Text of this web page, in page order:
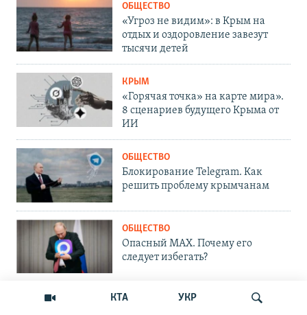
КТА УКР
ОБЩЕСТВО
«Угроз не видим»: в Крым на
отдых и оздоровление завезут
тысячи детей
КРЫМ
«Горячая точка» на карте мира».
8 сценариев будущего Крыма от
ИИ
ОБЩЕСТВО
Блокирование Telegram. Как
решить проблему крымчанам
ОБЩЕСТВО
Опасный MAX. Почему его
следует избегать?
ОБЩЕСТВО